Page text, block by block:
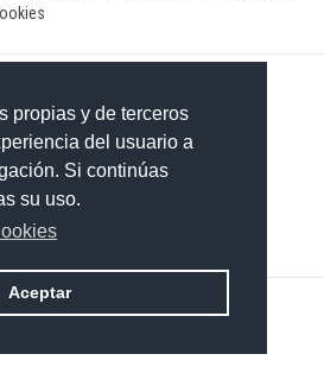
propias y de terceros
del usuario a
Si continúas
su uso.
Aceptar
/ redaccionextra@gmail.com
S.R.L. Todos los derechos